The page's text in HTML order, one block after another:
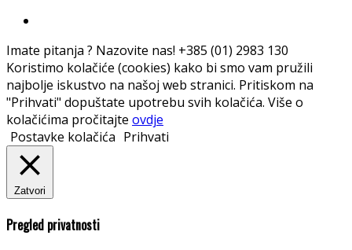
Imate pitanja ? Nazovite nas! +385 (01) 2983 130
Koristimo kolačiće (cookies) kako bi smo vam pružili
najbolje iskustvo na našoj web stranici. Pritiskom na
"Prihvati" dopuštate upotrebu svih kolačića. Više o
kolačićima pročitajte ovdje
Postavke kolačića Prihvati
Zatvori
Pregled privatnosti